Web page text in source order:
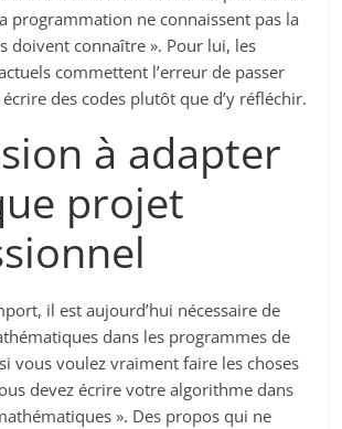
programmation ne connaissent pas la
doivent connaître ». Pour lui, les
commettent l’erreur de passer
des codes plutôt que d’y réfléchir.
à adapter
projet
il est aujourd’hui nécessaire de
dans les programmes de
vous voulez vraiment faire les choses
devez écrire votre algorithme dans
». Des propos qui ne